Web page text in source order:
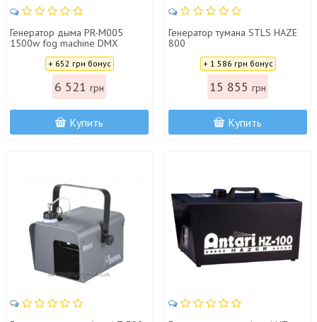
Генератор дыма PR-M005
1500w fog machine DMX
control PERFECT
+ 652 грн бонус
6 521 грн
Купить
Генератор тумана STLS HAZE
800
+ 1 586 грн бонус
15 855 грн
Купить